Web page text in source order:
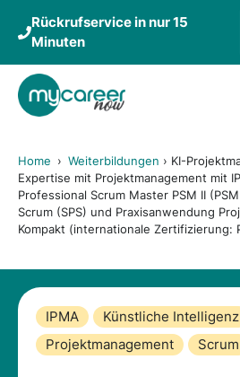
Inhalt
Rückrufservice in nur 15
Minuten
Home › Weiterbildungen › KI-
Expertise mit Projektmanagement mit
Professional Scrum Master PSM II
Scrum (SPS) und Praxisanwendung
Kompakt (internationale Zertifizierung:
IPMA
Künstliche Intelligenz
Projektmanagement
Scrum